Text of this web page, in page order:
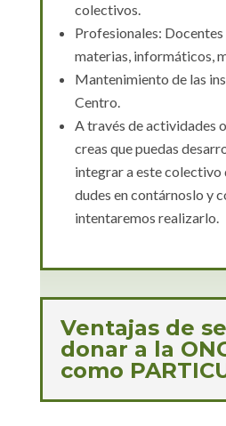
colectivos.
Profesionales:
materias, informáticos,
Mantenimiento de las
Centro.
A través de actividades
creas que puedas
integrar a este colectivo
dudes en contárnoslo y
intentaremos realizarlo.
Ventajas de
donar a la
como